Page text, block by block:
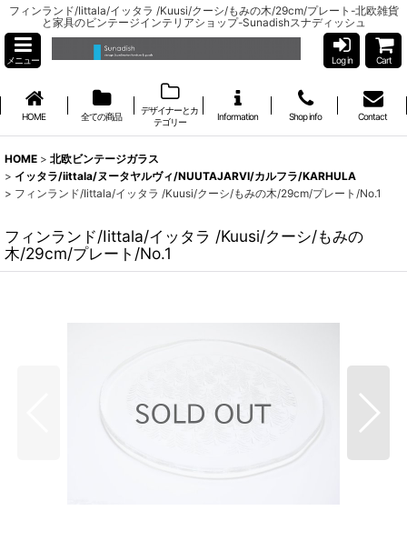
フィンランド/Iittala/イッタラ /Kuusi/クーシ/もみの木/29cm/プレート-北欧雑貨
と家具のビンテージインテリアショップ-Sunadishスナディッシュ
メニュー Log in Cart
HOME 全ての商品
デザイナーとカ
テゴリー
Information Shop info Contact
HOME > 北欧ビンテージガラス
> イッタラ/iittala/ヌータヤルヴィ/NUUTAJARVI/カルフラ/KARHULA
> フィンランド/Iittala/イッタラ /Kuusi/クーシ/もみの木/29cm/プレート/No.1
フィンランド/Iittala/イッタラ /Kuusi/クーシ/もみの
木/29cm/プレート/No.1